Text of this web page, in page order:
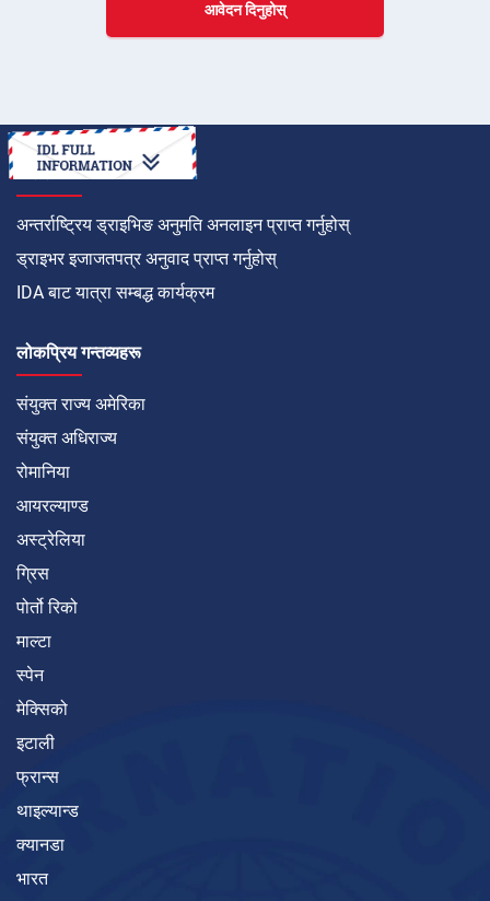
आवेदन दिनुहोस्
कसरी गर्ने
अन्तर्राष्ट्रिय ड्राइभिङ अनुमति अनलाइन प्राप्त गर्नुहोस्
ड्राइभर इजाजतपत्र अनुवाद प्राप्त गर्नुहोस्
IDA बाट यात्रा सम्बद्ध कार्यक्रम
लोकप्रिय गन्तव्यहरू
संयुक्त राज्य अमेरिका
संयुक्त अधिराज्य
रोमानिया
आयरल्याण्ड
अस्ट्रेलिया
ग्रिस
पोर्तो रिको
माल्टा
स्पेन
मेक्सिको
इटाली
फ्रान्स
थाइल्यान्ड
क्यानडा
भारत